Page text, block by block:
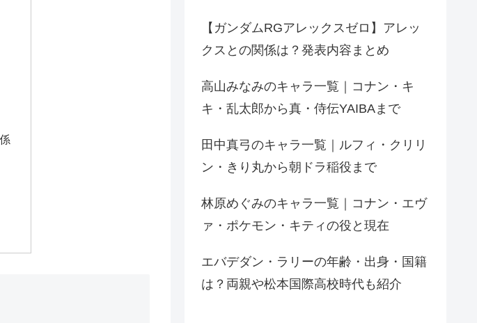
【ガンダムRGアレックスゼロ】アレッ
クスとの関係は？発表内容まとめ
高山みなみのキャラ一覧｜コナン・キ
キ・乱太郎から真・侍伝YAIBAまで
田中真弓のキャラ一覧｜ルフィ・クリリ
ン・きり丸から朝ドラ稲役まで
林原めぐみのキャラ一覧｜コナン・エヴ
ァ・ポケモン・キティの役と現在
エバデダン・ラリーの年齢・出身・国籍
は？両親や松本国際高校時代も紹介